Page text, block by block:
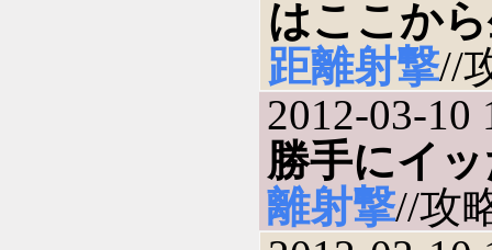
はここか
距離射撃//
2012-03-10
勝手にイ
離射撃//攻